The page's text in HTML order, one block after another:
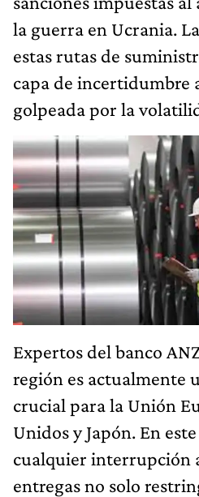
la guerra en Ucrania.
estas rutas de
capa de incertidumbre
golpeada por la
Expertos del banco
región es actualmente
crucial para la Unión
Unidos y Japón. En
cualquier interrupción
entregas no solo